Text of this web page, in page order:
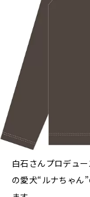
白石さんプロデュ
の愛犬“ルナちゃん